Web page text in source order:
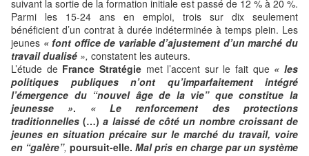
suivant la sortie de la formation initiale est passé de 12 % à 20 %.
Parmi les 15-24 ans en emploi, trois sur dix seulement
bénéficient d’un contrat à durée indéterminée à temps plein. Les
jeunes « font office de variable d’ajustement d’un marché du
travail dualisé », constatent les auteurs.
L’étude de France Stratégiemet l’accent sur le fait que « les
politiques publiques n’ont qu’imparfaitement intégré
l’émergence du “nouvel âge de la vie” que constitue la
jeunesse ». « Le renforcement des protections
traditionnelles (…)a laissé de côté un nombre croissant de
jeunes en situation précaire sur le marché du travail, voire
en “galère”, poursuit-elle.Mal pris en charge par un système